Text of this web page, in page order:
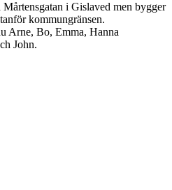
i Gislaved men bygger
kommungränsen.
Arne, Bo, Emma, Hanna
John.